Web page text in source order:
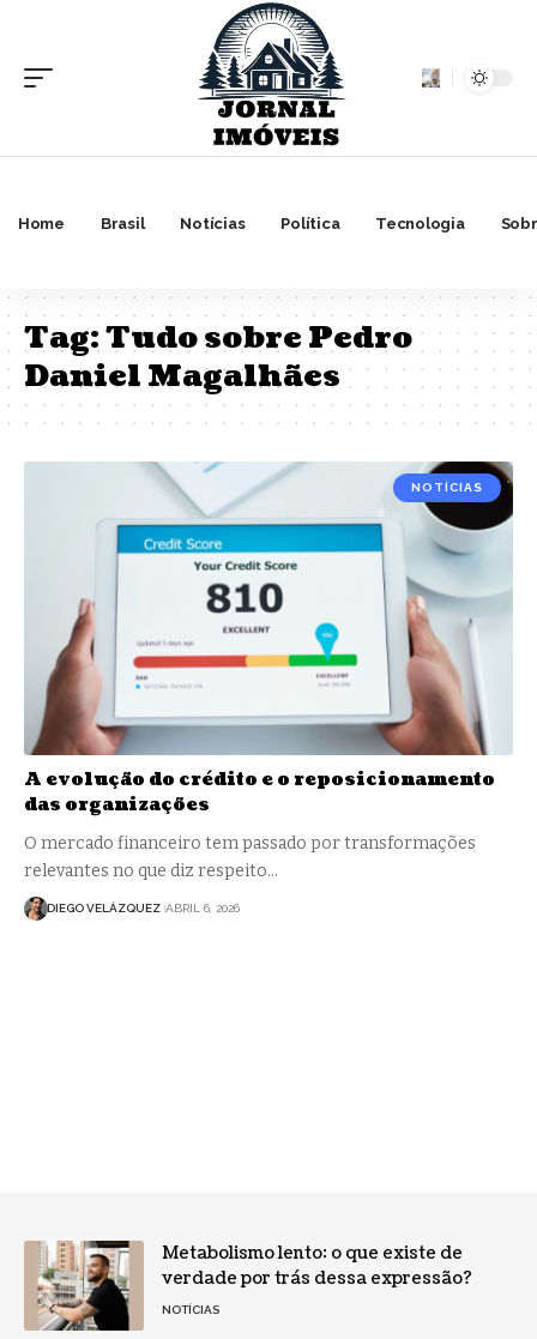
Home Brasil Notícias Política Tecnologia
Tag:Tudo sobre Pedro
Daniel Magalhães
NOTÍCIAS
A evolução do crédito e o reposicionamento
das organizações
O mercado financeiro tem passado por transformações
relevantes no que diz respeito…
DIEGO VELÁZQUEZ ABRIL 6, 2026
Metabolismo lento: o que existe de
verdade por trás dessa expressão?
NOTÍCIAS